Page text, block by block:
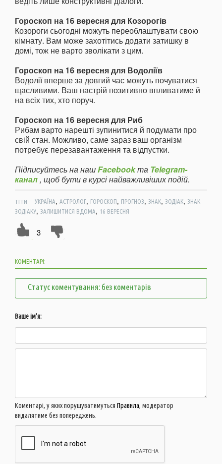
Гороскоп на 16 вересня для Козорогів
Козороги сьогодні можуть переоблаштувати свою
кімнату. Вам може захотітись додати затишку в
домі, тож не варто зволікати з цим.
Гороскоп на 16 вересня для Водоліїв
Водолії вперше за довгий час можуть почуватися
щасливими. Ваш настрій позитивно впливатиме й
на всіх тих, хто поруч.
Гороскоп на 16 вересня для Риб
Рибам варто нарешті зупинитися й подумати про
свій стан. Можливо, саме зараз ваш організм
потребує перезавантаження та відпустки.
Підписуйтесь на нашFacebookта Telegram-
канал, щоб бути в курсі найважливіших подій.
ТЕГИ: УКРАЇНА, АСТРОЛОГ, ГОРОСКОП, ПРОГНОЗ, ЗНАК, ЗОДІАК, ЗНАК
ЗОДІАКУ, ЗАЛИШИТИСЯ ВДОМА, 16 ВЕРЕСНЯ
3
КОМЕНТАРІ:
Статус коментування: без коментарів
Ваше ім'я:
Коментарі, у яких порушуватимуться Правила, модератор
видалятиме без попереджень.